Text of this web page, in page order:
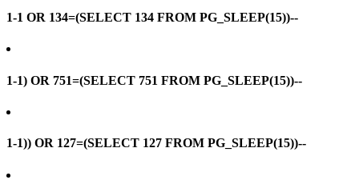
1-1 OR 134=(SELECT 134 FROM PG_SLEEP(15))--
1-1) OR 751=(SELECT 751 FROM PG_SLEEP(15))--
1-1)) OR 127=(SELECT 127 FROM PG_SLEEP(15))--